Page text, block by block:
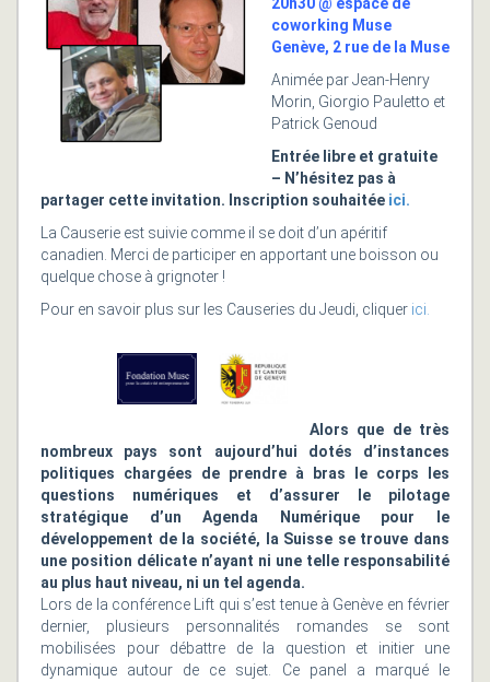
coworking Muse
Genève, 2 rue de la Muse
Animée par Jean-Henry
Morin, Giorgio Pauletto et
Patrick Genoud
Entrée libre et gratuite
– N’hésitez pas à
partager cette invitation. Inscription souhaitée ici.
La Causerie est suivie comme il se doit d’un apéritif
canadien. Merci de participer en apportant une boisson ou
quelque chose à grignoter !
Pour en savoir plus sur les Causeries du Jeudi, cliquer ici.
Alors que de très
nombreux pays sont aujourd’hui dotés d’instances
politiques chargées de prendre à bras le corps les
questions numériques et d’assurer le pilotage
stratégique d’un Agenda Numérique pour le
développement de la société, la Suisse se trouve dans
une position délicate n’ayant ni une telle responsabilité
au plus haut niveau, ni un tel agenda.
Lors de la conférence Lift qui s’est tenue à Genève en février
dernier, plusieurs personnalités romandes se sont
mobilisées pour débattre de la question et initier une
dynamique autour de ce sujet. Ce panel a marqué le